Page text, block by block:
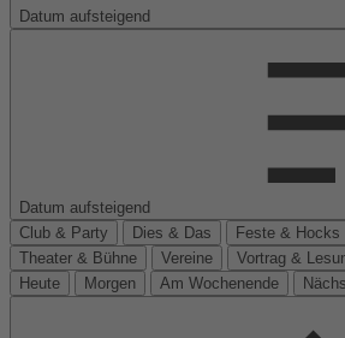
Datum aufsteigend
Datum aufsteigend
Club & Party
Dies & Das Feste & Hocks
Theater & Bühne
Vereine Vortrag &
Heute
Morgen Am Wochenende